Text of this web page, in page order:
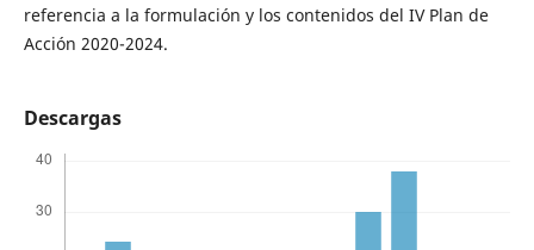
referencia a la formulación y los contenidos del IV Plan de
Acción 2020-2024.
Descargas